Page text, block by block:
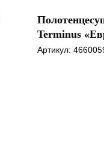
Terminus
Артикул: